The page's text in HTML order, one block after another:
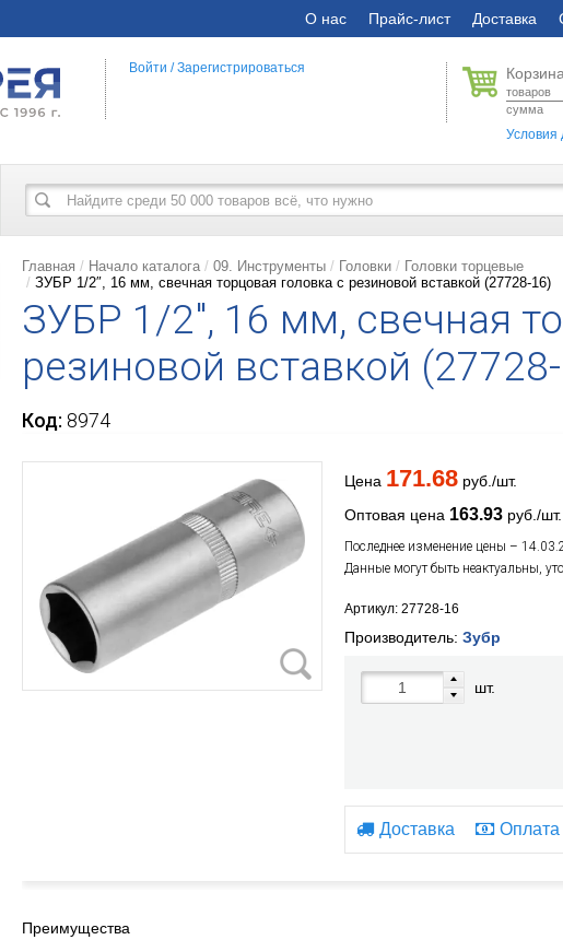
О нас Прайс-лист Доставка
товаров
сумма
Условия
Войти /Зарегистрироваться
Главная Начало каталога 09. Инструменты Головки
Головки торцевые
ЗУБР 1/2″, 16 мм, свечная торцовая головка с резиновой вставкой (27728-16)
ЗУБР 1/2″, 16 мм, свечная
резиновой вставкой
Код: 8974
Цена 171.68руб./шт.
Оптовая цена 163.93руб./шт.
Последнее изменение цены –
Данные могут быть неактуальны,
Артикул: 27728-16
Производитель: Зубр
шт.
Доставка Оплата
Преимущества